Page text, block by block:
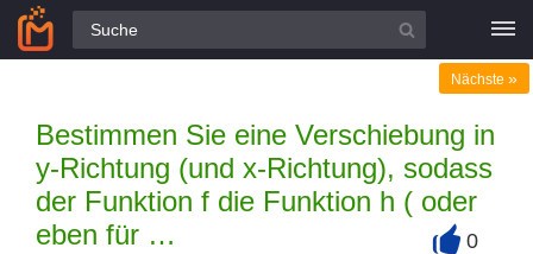
Alle Fragen
Bestimmen Sie eine Verschiebung in
y-Richtung (und x-Richtung), sodass
der Funktion f die Funktion h ( oder
eben für …
Nächste »
0